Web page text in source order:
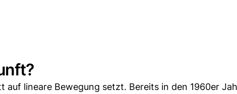
auf lineare Bewegung setzt. Bereits in den 1960er